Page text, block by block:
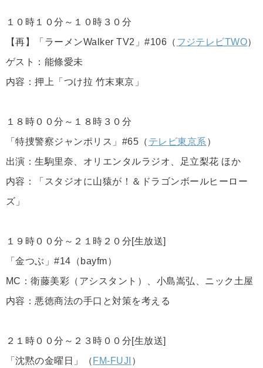
１０時１０分～１０時３０分
【再】「ラーメンWalker TV2」#106（ フジテレビTWO）
ゲスト：能條愛未
内容：押上「つけ拉 竹末東京」
１８時００分～１８時３０分
「特捜警察ジャンポリス」#65（ テレビ東京系 ）
出演：生駒里奈、オリエンタルラジオ、足立梨花 ほか
内容：「スタジオに山猿が！＆ドラゴンボールヒーロー
ズ」
１９時００分～２１時２０分[生放送]
「金つぶ」#14（bayfm）
MC：衛藤美彩（アシスタント）、小島嵩弘、ニック土屋
内容：悪徳商法の手口と対策を考える
２１時００分～２３時００分[生放送]
「沈黙の金曜日」（ FM-FUJI ）